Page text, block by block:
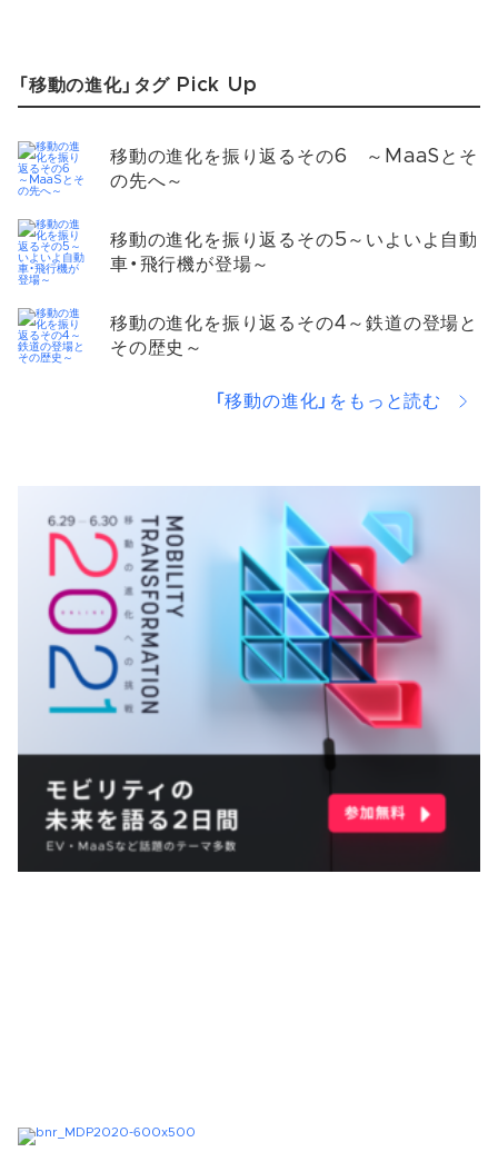
「移動の進化」タグ Pick Up
移動の進化を振り返るその6 ～MaaSとそ
の先へ～
移動の進化を振り返るその5～いよいよ自動
車・飛行機が登場～
移動の進化を振り返るその4～鉄道の登場と
その歴史～
「移動の進化」をもっと読む